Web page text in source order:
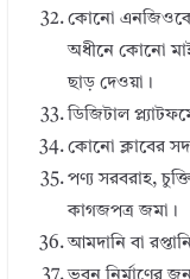
কোনো এনজিওকে
অধীনে কোনো
ছাড় দেওয়া।
ডিজিটাল
কোনো ক্লাবের
পণ্য সরবরাহ,
কাগজপত্র জমা।
আমদানি বা